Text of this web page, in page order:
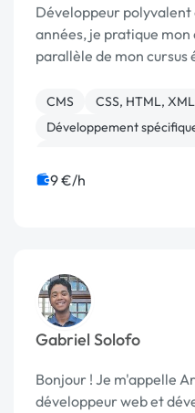
Développeur polyvalent
années, je pratique
parallèle de mon cursus
(back-end),
mesure de r...
CMS CSS, HTML, XML
Développement
Site clé en main
9 €/h
Gabriel Solofo
Bonjour ! Je m'appelle Aritia Gabriel Marie, je suis
développeur web et